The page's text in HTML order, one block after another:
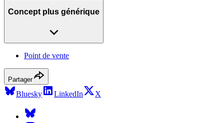
Concept plus générique
Point de vente
Partager
Bluesky LinkedIn X